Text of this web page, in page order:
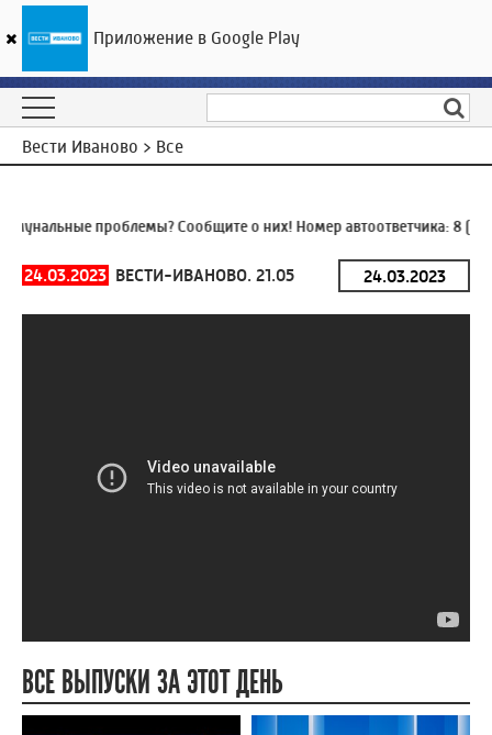
ГТРК «Ивтелерадио»
Вести Иваново > Все
проблемы? Сообщите о них! Номер автоответчика:8
24.03.2023 ВЕСТИ-ИВАНОВО. 21.05
ВСЕ ВЫПУСКИ ЗА ЭТОТ ДЕНЬ
Приложение в Google Play